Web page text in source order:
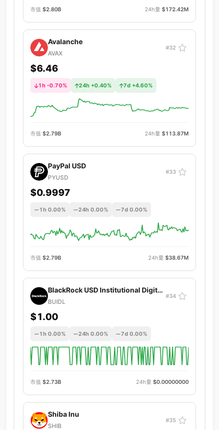
市值 $2.80B 24h量 $172.42M
Avalanche
AVAX
#32
$6.46
1h -0.70% 24h +0.40% 7d +4.60%
市值 $2.79B 24h量 $113.87M
PayPal USD
PYUSD
#33
$0.9997
1h 0.00% 24h 0.00% 7d 0.00%
市值 $2.79B 24h量 $38.67M
BlackRock USD Institutional Digital Liquidity Fund
BUIDL
#34
$1.00
1h 0.00% 24h 0.00% 7d 0.00%
市值 $2.73B 24h量 $0.00000000
Shiba Inu
SHIB
#35